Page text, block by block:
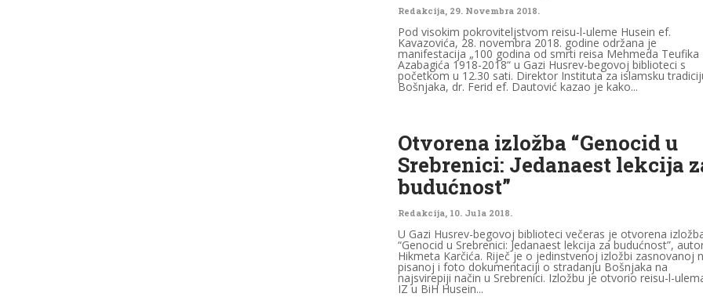
Redakcija 29. Novembra 2018.
Pod visokim pokroviteljstvom reisu-l-uleme Husein ef.
Kavazovića, 28. novembra 2018. godine održana je
manifestacija „100 godina od smrti reisa Mehmeda Teufika
Azabagića 1918-2018“ u Gazi Husrev-begovoj biblioteci s
početkom u 12.30 sati. Direktor Instituta za islamsku
Bošnjaka, dr. Ferid ef. Dautović kazao je kako...
Otvorena izložba “Genocid u
Srebrenici: Jedanaest lekcija
budućnost”
Redakcija 10. Jula 2018.
U Gazi Husrev-begovoj biblioteci večeras je otvorena
“Genocid u Srebrenici: Jedanaest lekcija za budućnost”,
Hikmeta Karčića. Riječ je o jedinstvenoj izložbi zasnovanoj
pisanoj i foto dokumentaciji o stradanju Bošnjaka na
najsvirepiji način u Srebrenici. Izložbu je otvorio reisu-l-
IZ u BiH Husein...